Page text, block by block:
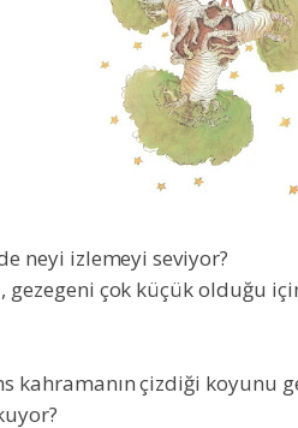
neyi izlemeyi seviyor?
gezegeni çok küçük olduğu
kahramanın çizdiği koyunu